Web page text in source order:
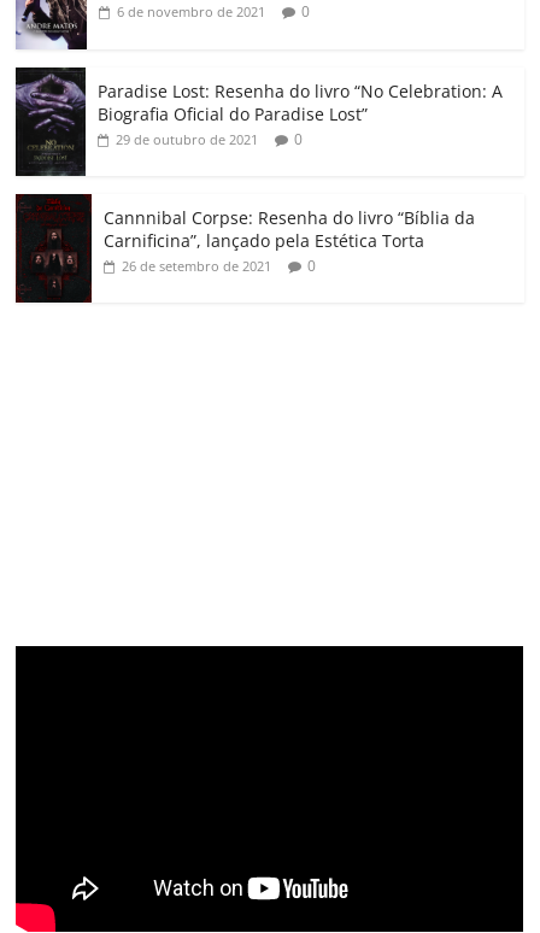
6 de novembro de 2021 0
Paradise Lost: Resenha do livro “No Celebration: A
Biografia Oficial do Paradise Lost”
29 de outubro de 2021 0
Cannnibal Corpse: Resenha do livro “Bíblia da
Carnificina”, lançado pela Estética Torta
26 de setembro de 2021 0